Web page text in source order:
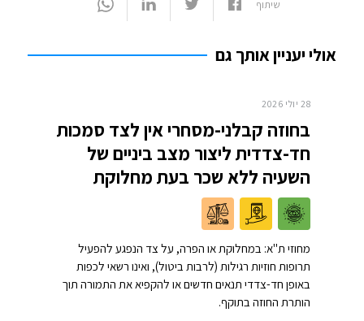
שיתוף
אולי יעניין אותך גם
28 יולי 2026
בחוזה קבלני-מסחרי אין לצד סמכות
חד-צדדית ליצור מצב ביניים של
השעיה ללא שכר בעת מחלוקת
מחוזי ת"א: במחלוקת או הפרה, על צד הנפגע להפעיל
תרופות חוזיות רגילות (לרבות ביטול), ואינו רשאי לכפות
באופן חד-צדדי תנאים חדשים או להקפיא את התמורה תוך
הותרת החוזה בתוקף.